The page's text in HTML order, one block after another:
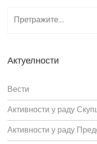
Актуелности
Вести
Активности у раду
Активности у раду